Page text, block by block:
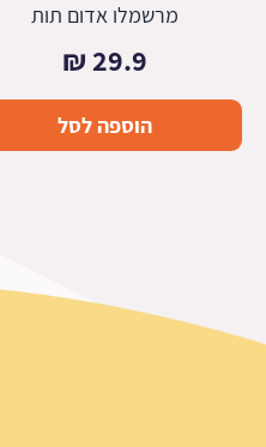
מרשמלו אדום תות
29.9
₪
הוספה לסל